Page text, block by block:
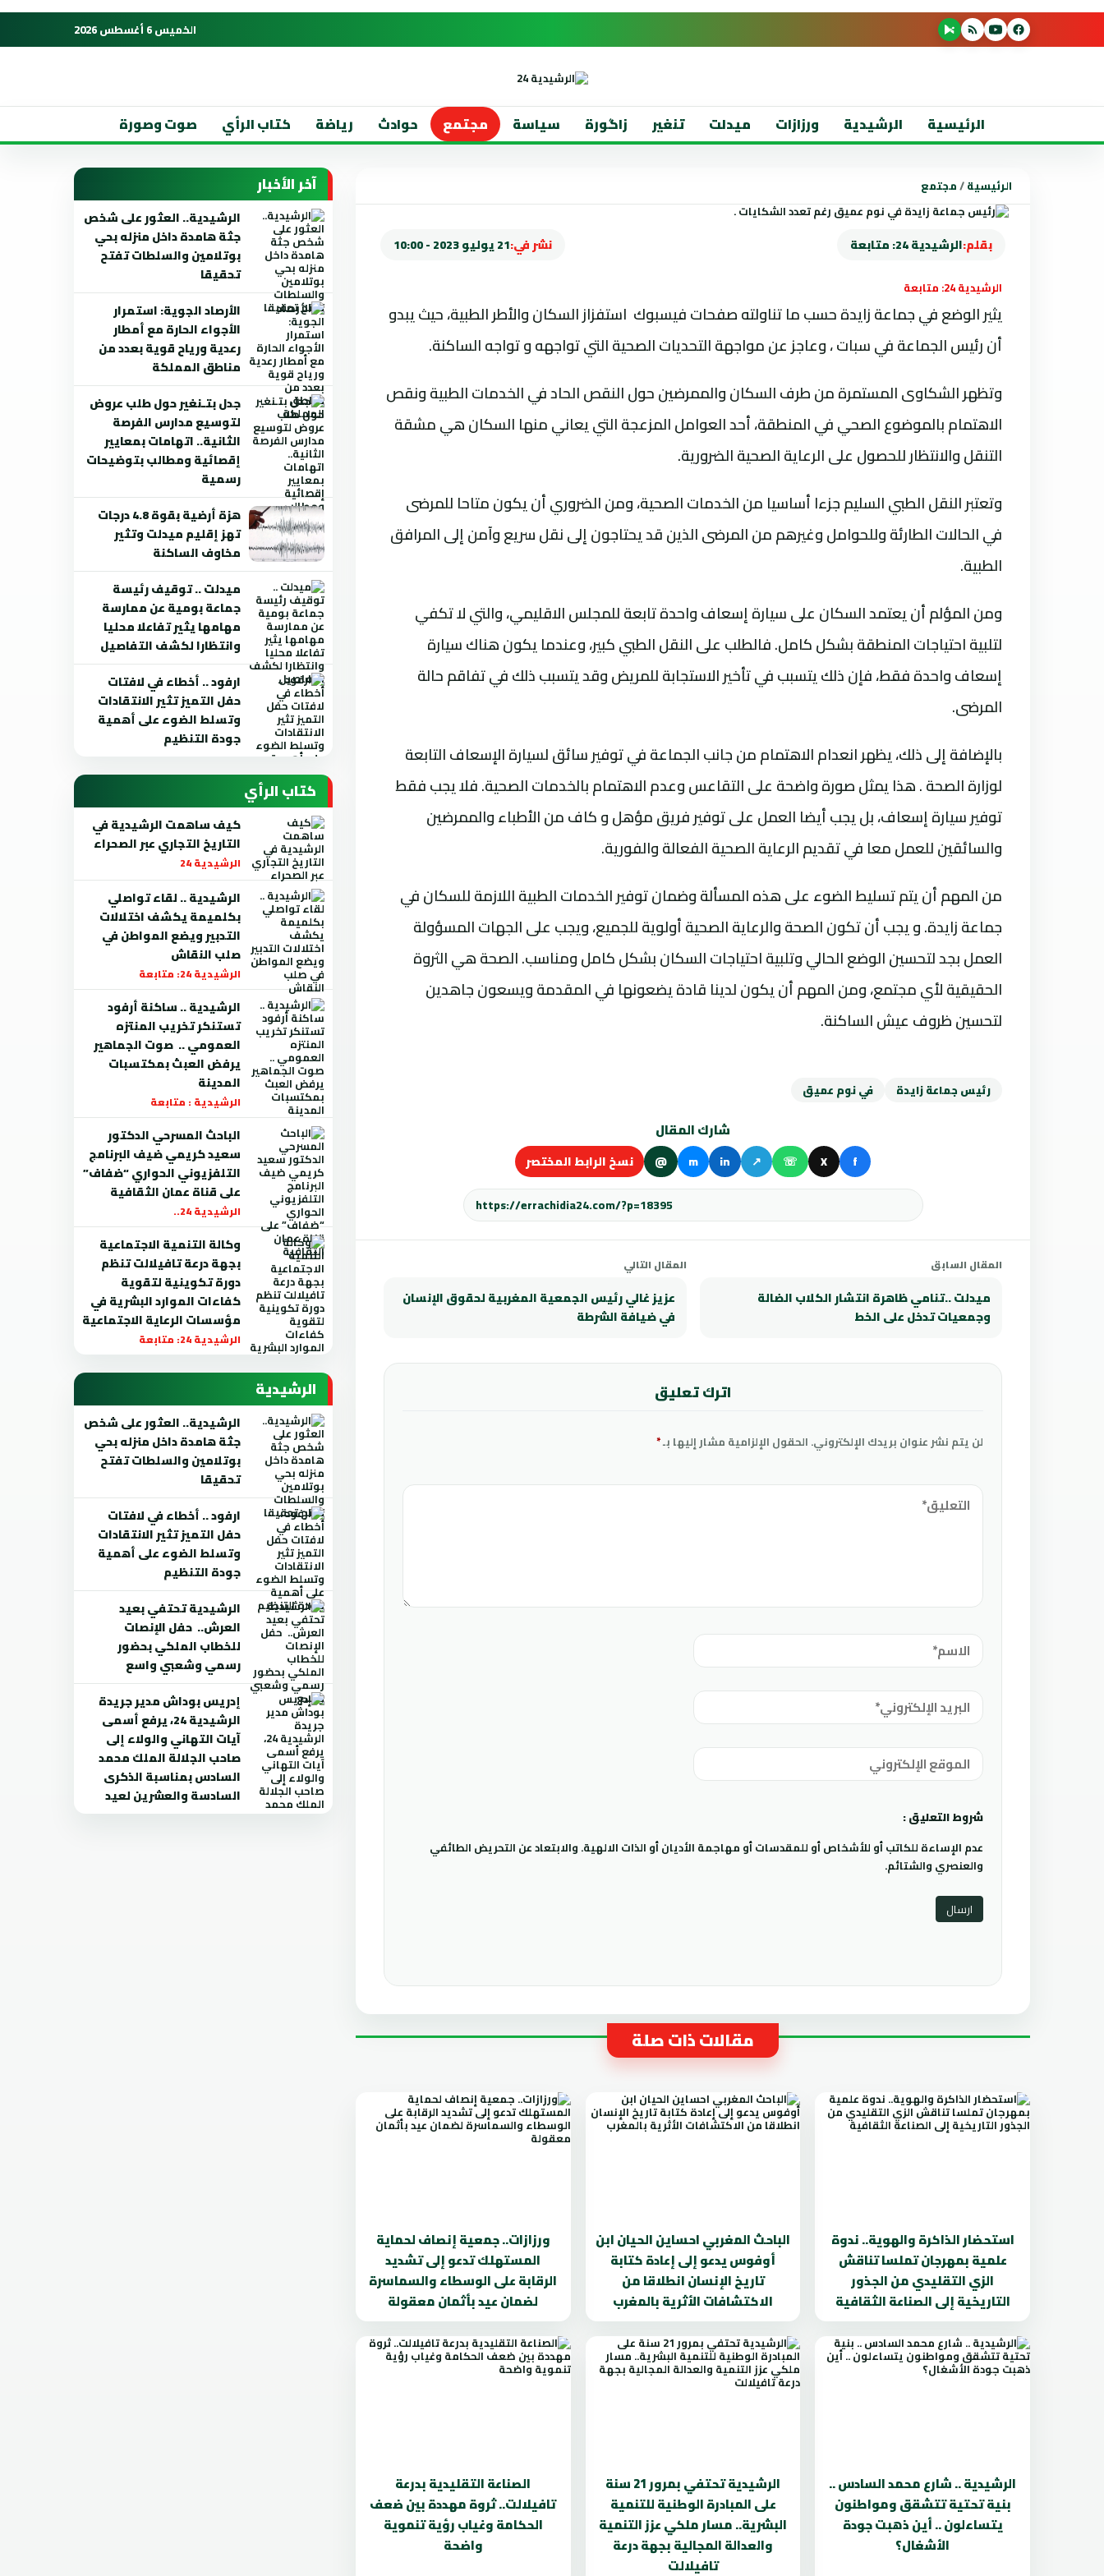
الخميس 6 أغسطس 2026
الرئيسية الرشيدية ورزازات ميدلت تنغير زاگورة سياسة مجتمع حوادث رياضة كتاب الرأي صوت وصورة
الرئيسية/مجتمع
بقلم:الرشيدية 24: متابعة نشر في:21 يوليو 2023 - 10:00
الرشيدية 24: متابعة
يثير الوضع في جماعة زايدة حسب ما تناولته صفحات فيسبوك استفزاز السكان والأطر الطبية، حيث يبدو
أن رئيس الجماعة في سبات ، وعاجز عن مواجهة التحديات الصحية التي تواجهه و تواجه الساكنة.
وتظهر الشكاوى المستمرة من طرف السكان والممرضين حول النقص الحاد في الخدمات الطبية ونقص
الاهتمام بالموضوع الصحي في المنطقة، أحد العوامل المزعجة التي يعاني منها السكان هي مشقة
التنقل والانتظار للحصول على الرعاية الصحية الضرورية.
وتعتبر النقل الطبي السليم جزءا أساسيا من الخدمات الصحية، ومن الضروري أن يكون متاحا للمرضى
في الحالات الطارئة وللحوامل وغيرهم من المرضى الذين قد يحتاجون إلى نقل سريع وآمن إلى المرافق
الطبية.
ومن المؤلم أن يعتمد السكان على سيارة إسعاف واحدة تابعة للمجلس الاقليمي، والتي لا تكفي
لتلبية احتياجات المنطقة بشكل كامل. فالطلب على النقل الطبي كبير، وعندما يكون هناك سيارة
إسعاف واحدة فقط، فإن ذلك يتسبب في تأخير الاستجابة للمريض وقد يتسبب ذلك في تفاقم حالة
المرضى.
بالإضافة إلى ذلك، يظهر انعدام الاهتمام من جانب الجماعة في توفير سائق لسيارة الإسعاف التابعة
لوزارة الصحة . هذا يمثل صورة واضحة على التقاعس وعدم الاهتمام بالخدمات الصحية. فلا يجب فقط
توفير سيارة إسعاف، بل يجب أيضا العمل على توفير فريق مؤهل و كاف من الأطباء والممرضين
والسائقين للعمل معا في تقديم الرعاية الصحية الفعالة والفورية.
من المهم أن يتم تسليط الضوء على هذه المسألة وضمان توفير الخدمات الطبية اللازمة للسكان في
جماعة زايدة. و يجب أن تكون الصحة والرعاية الصحية أولوية للجميع، ويجب على الجهات المسؤولة
العمل بجد لتحسين الوضع الحالي وتلبية احتياجات السكان بشكل كامل ومناسب. الصحة هي الثروة
الحقيقية لأي مجتمع، ومن المهم أن يكون لدينا قادة يضعونها في المقدمة ويسعون جاهدين
لتحسين ظروف عيش الساكنة.
رئيس جماعة زايدة في نوم عميق
شارك المقال
f
X
☏
↗
in
m
@ نسخ الرابط المختصر
المقال السابق
ميدلت ..تنامي ظاهرة انتشار الكلاب الضالة
وجمعيات تدخل على الخط
المقال التالي
عزيز غالي رئيس الجمعية المغربية لحقوق الإنسان
في ضيافة الشرطة
اترك تعليق
لن يتم نشر عنوان بريدك الإلكتروني. الحقول الإلزامية مشار إليها بـ*
شروط التعليق :
عدم الإساءة للكاتب أو للأشخاص أو للمقدسات أو مهاجمة الأديان أو الذات الالهية. والابتعاد عن التحريض الطائفي
والعنصري والشتائم.
مقالات ذات صلة
استحضار الذاكرة والهوية.. ندوة
علمية بمهرجان تملسا تناقش
الزي التقليدي من الجذور
التاريخية إلى الصناعة الثقافية
الباحث المغربي احساين الحيان ابن
أوفوس يدعو إلى إعادة كتابة
تاريخ الإنسان انطلاقا من
الاكتشافات الأثرية بالمغرب
ورزازات.. جمعية إنصاف لحماية
المستهلك تدعو إلى تشديد
الرقابة على الوسطاء والسماسرة
لضمان عيد بأثمان معقولة
الرشيدية .. شارع محمد السادس ..
بنية تحتية تتشقق ومواطنون
يتساءلون .. أين ذهبت جودة
الأشغال؟
الرشيدية تحتفي بمرور 21 سنة
على المبادرة الوطنية للتنمية
البشرية.. مسار ملكي عزز التنمية
والعدالة المجالية بجهة درعة
تافيلالت
الصناعة التقليدية بدرعة
تافيلالت.. ثروة مهددة بين ضعف
الحكامة وغياب رؤية تنموية
واضحة
آخر الأخبار
الرشيدية.. العثور على شخص
جثة هامدة داخل منزله بحي
بوتلامين والسلطات تفتح
تحقيقا
الأرصاد الجوية: استمرار
الأجواء الحارة مع أمطار
رعدية ورياح قوية بعدد من
مناطق المملكة
جدل بتـنغير حول طلب عروض
لتوسيع مدارس الفرصة
الثانية.. اتهامات بمعايير
إقصائية ومطالب بتوضيحات
رسمية
هزة أرضية بقوة 4.8 درجات
تهز إقليم ميدلت وتثير
مخاوف الساكنة
ميدلت .. توقيف رئيسة
جماعة بومية عن ممارسة
مهامها يثير تفاعلا محليا
وانتظارا لكشف التفاصيل
ارفود .. أخطاء في لافتات
حفل التميز تثير الانتقادات
وتسلط الضوء على أهمية
جودة التنظيم
كتاب الرأي
كيف ساهمت الرشيدية في
التاريخ التجاري عبر الصحراء
الرشيدية 24
الرشيدية .. لقاء تواصلي
بكلميمة يكشف اختلالات
التدبير ويضع المواطن في
صلب النقاش
الرشيدية 24: متابعة
الرشيدية .. ساكنة أرفود
تستنكر تخريب المنتزه
العمومي .. صوت الجماهير
يرفض العبث بمكتسبات
المدينة
الرشيدية : متابعة
الباحث المسرحي الدكتور
سعيد كريمي ضيف البرنامج
التلفزيوني الحواري “ضفاف”
على قناة عمان الثقافية
الرشيدية 24..
وكالة التنمية الاجتماعية
بجهة درعة تافيلالت تنظم
دورة تكوينية لتقوية
كفاءات الموارد البشرية في
مؤسسات الرعاية الاجتماعية
الرشيدية 24: متابعة
الرشيدية
الرشيدية.. العثور على شخص
جثة هامدة داخل منزله بحي
بوتلامين والسلطات تفتح
تحقيقا
ارفود .. أخطاء في لافتات
حفل التميز تثير الانتقادات
وتسلط الضوء على أهمية
جودة التنظيم
الرشيدية تحتفي بعيد
العرش.. حفل الإنصات
للخطاب الملكي بحضور
رسمي وشعبي واسع
إدريس بوداش مدير جريدة
الرشيدية 24، يرفع أسمى
آيات التهاني والولاء إلى
صاحب الجلالة الملك محمد
السادس بمناسبة الذكرى
السادسة والعشرين لعيد